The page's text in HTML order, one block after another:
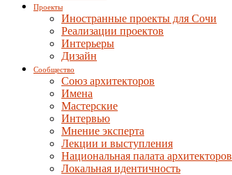
Проекты
Иностранные проекты для Сочи
Реализации проектов
Интерьеры
Дизайн
Сообщество
Союз архитекторов
Имена
Мастерские
Интервью
Мнение эксперта
Лекции и выступления
Национальная палата архитекторов
Локальная идентичность